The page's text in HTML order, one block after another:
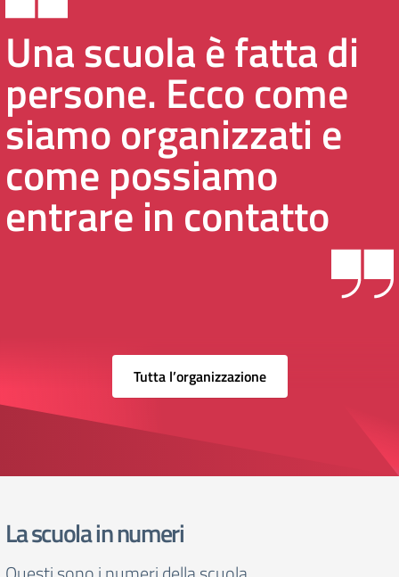
Una scuola è fatta di
persone. Ecco come
siamo organizzati e
come possiamo
entrare in contatto
Tutta l’organizzazione
La scuola in numeri